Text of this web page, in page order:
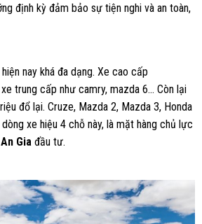
định kỳ đảm bảo sự tiện nghi và an toàn,
nay khá đa dạng. Xe cao cấp
trung cấp như camry, mazda 6… Còn lại
đổ lại. Cruze, Mazda 2, Mazda 3, Honda
xe hiệu 4 chỗ này, là mặt hàng chủ lực
Gia đầu tư.